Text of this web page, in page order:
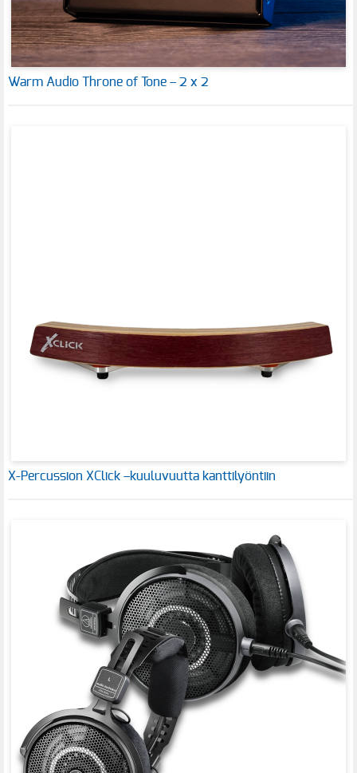
Warm Audio Throne of Tone – 2 x 2
X-Percussion XClick –kuuluvuutta kanttilyöntiin